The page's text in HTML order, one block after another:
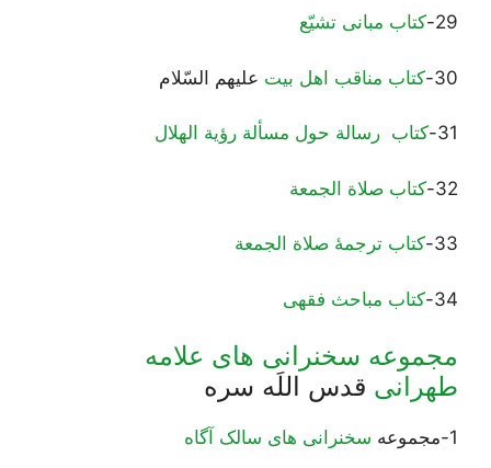
29- کتاب مبانی تشیّع
30- کتاب مناقب اهل بیت علیهم السّلام
31- کتاب رسالة حول مسألة رؤية الهلال‏
32- کتاب صلاة الجمعة
33- کتاب ترجمۀ صلاة الجمعة
34- کتاب مباحث فقهی
مجموعه سخنرانی های علامه
طهرانی قدس اللَه سره
1-مجموعه سخنرانی های سالک آگاه